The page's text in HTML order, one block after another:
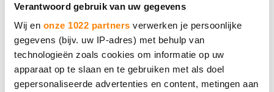
Verantwoord gebruik van uw gegevens
Wij en onze 1022 partners verwerken je persoonlijke
gegevens (bijv. uw IP-adres) met behulp van
technologieën zoals cookies om informatie op uw
apparaat op te slaan en te gebruiken met als doel
gepersonaliseerde advertenties en content, metingen aan